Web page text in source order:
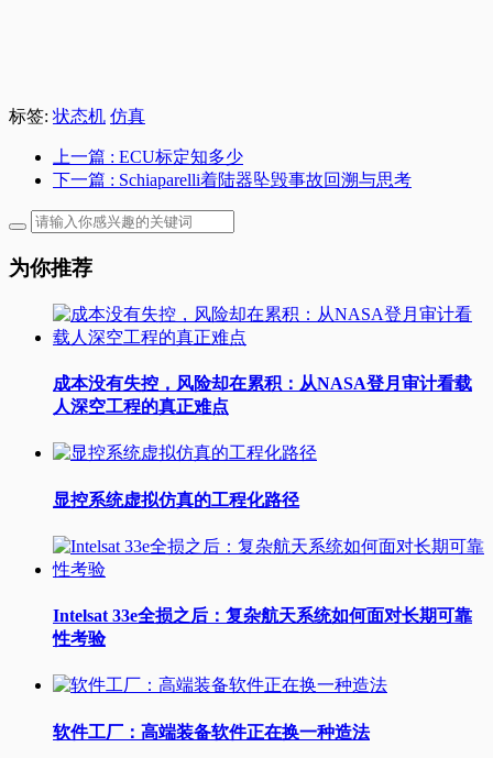
标签: 状态机 仿真
上一篇 : ECU标定知多少
下一篇 : Schiaparelli着陆器坠毁事故回溯与思考
为你推荐
成本没有失控，风险却在累积：从NASA登月审计看载
人深空工程的真正难点
显控系统虚拟仿真的工程化路径
Intelsat 33e全损之后：复杂航天系统如何面对长期可靠
性考验
软件工厂：高端装备软件正在换一种造法